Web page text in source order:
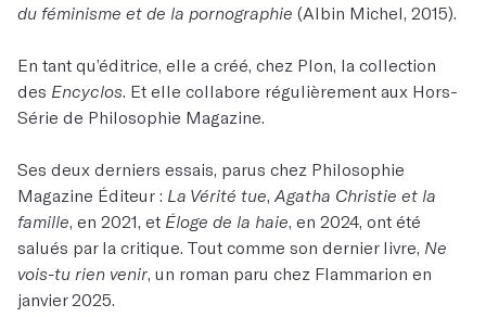
du féminisme et de la pornographie (Albin Michel, 2015).
En tant qu’éditrice, elle a créé, chez Plon, la collection
des Encyclos. Et elle collabore régulièrement aux Hors-
Série de Philosophie Magazine.
Ses deux derniers essais, parus chez Philosophie
Magazine Éditeur : La Vérité tue, Agatha Christie et la
famille, en 2021, et Éloge de la haie, en 2024, ont été
salués par la critique. Tout comme son dernier livre, Ne
vois-tu rien venir, un roman paru chez Flammarion en
janvier 2025.